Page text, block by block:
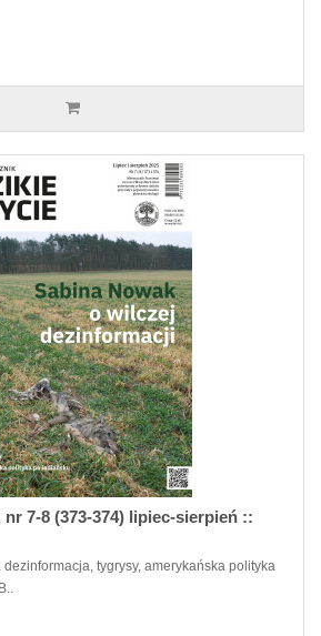
nr 7-8 (373-374) lipiec-sierpień ::
tygrysy, amerykańska polityka